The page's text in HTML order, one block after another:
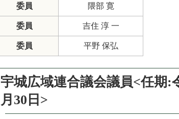
委員 隈部 寛
委員 吉住 淳 一
委員 平野 保弘
宇城広域連合議会議員<任期:
月30日>